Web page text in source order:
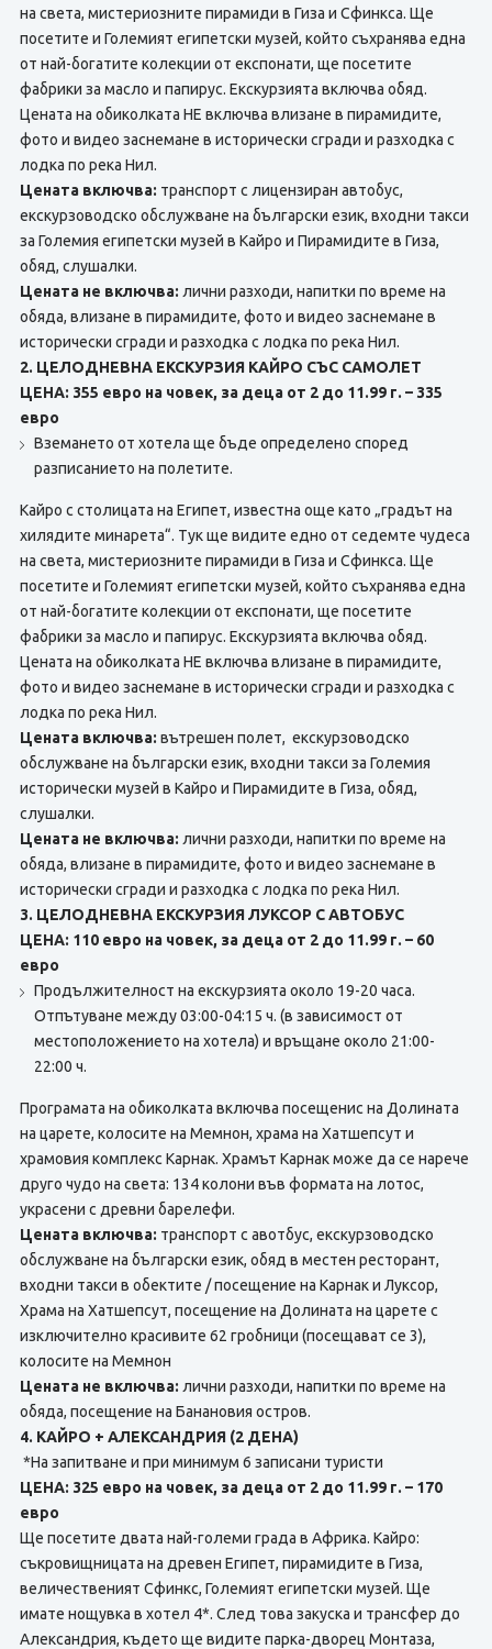
на света, мистериозните пирамиди в Гиза и Сфинкса. Ще
посетите и Големият египетски музей, който съхранява една
от най-богатите колекции от експонати, ще посетите
фабрики за масло и папирус. Екскурзията включва обяд.
Цената на обиколката НЕ включва влизане в пирамидите,
фото и видео заснемане в исторически сгради и разходка с
лодка по река Нил.
Цената включва: транспорт с лицензиран автобус,
екскурзоводско обслужване на български език, входни такси
за Големия египетски музей в Кайро и Пирамидите в Гиза,
обяд, слушалки.
Цената не включва: лични разходи, напитки по време на
обяда, влизане в пирамидите, фото и видео заснемане в
исторически сгради и разходка с лодка по река Нил.
2. ЦЕЛОДНЕВНА ЕКСКУРЗИЯ КАЙРО СЪС САМОЛЕТ
ЦЕНА: 355 евро на човек, за деца от 2 до 11.99 г. – 335
евро
Вземането от хотела ще бъде определено според
разписанието на полетите.
Кайро с столицата на Египет, известна още като „градът на
хилядите минарета“. Тук ще видите едно от седемте чудеса
на света, мистериозните пирамиди в Гиза и Сфинкса. Ще
посетите и Големият египетски музей, който съхранява една
от най-богатите колекции от експонати, ще посетите
фабрики за масло и папирус. Екскурзията включва обяд.
Цената на обиколката НЕ включва влизане в пирамидите,
фото и видео заснемане в исторически сгради и разходка с
лодка по река Нил.
Цената включва: вътрешен полет, екскурзоводско
обслужване на български език, входни такси за Големия
исторически музей в Кайро и Пирамидите в Гиза, обяд,
слушалки.
Цената не включва: лични разходи, напитки по време на
обяда, влизане в пирамидите, фото и видео заснемане в
исторически сгради и разходка с лодка по река Нил.
3. ЦЕЛОДНЕВНА ЕКСКУРЗИЯ ЛУКСОР С АВТОБУС
ЦЕНА: 110 евро на човек, за деца от 2 до 11.99 г. – 60
евро
Продължителност на екскурзията около 19-20 часа.
Отпътуване между 03:00-04:15 ч. (в зависимост от
местоположението на хотела) и връщане около 21:00-
22:00 ч.
Програмата на обиколката включва посещенис на Долината
на царете, колосите на Мемнон, храма на Хатшепсут и
храмовия комплекс Карнак. Храмът Карнак може да се нарече
друго чудо на света: 134 колони във формата на лотос,
украсени с древни барелефи.
Цената включва: транспорт с авотбус, екскурзоводско
обслужване на български език, обяд в местен ресторант,
входни такси в обектите / посещение на Карнак и Луксор,
Храма на Хатшепсут, посещение на Долината на царете с
изключително красивите 62 гробници (посещават се 3),
колосите на Мемнон
Цената не включва: лични разходи, напитки по време на
обяда, посещение на Банановия остров.
4. КАЙРО + АЛЕКСАНДРИЯ (2 ДЕНА)
*На запитване и при минимум 6 записани туристи
ЦЕНА: 325 евро на човек, за деца от 2 до 11.99 г. – 170
евро
Ще посетите двата най-големи града в Африка. Кайро:
съкровищницата на древен Египет, пирамидите в Гиза,
величественият Сфинкс, Големият египетски музей. Ще
имате нощувка в хотел 4*. След това закуска и трансфер до
Александрия, където ще видите парка-дворец Монтаза,